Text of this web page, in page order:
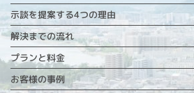
示談を提案する4つの理由
解決までの流れ
プランと料金
お客様の事例